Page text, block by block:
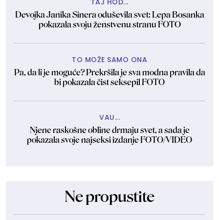
TAJ HOD...
Devojka Janika Sinera oduševila svet: Lepa Bosanka
pokazala svoju ženstvenu stranu FOTO
TO MOŽE SAMO ONA
Pa, da li je moguće? Prekršila je sva modna pravila da
bi pokazala čist seksepil FOTO
VAU...
Njene raskošne obline drmaju svet, a sada je
pokazala svoje najseksi izdanje FOTO/VIDEO
Ne propustite